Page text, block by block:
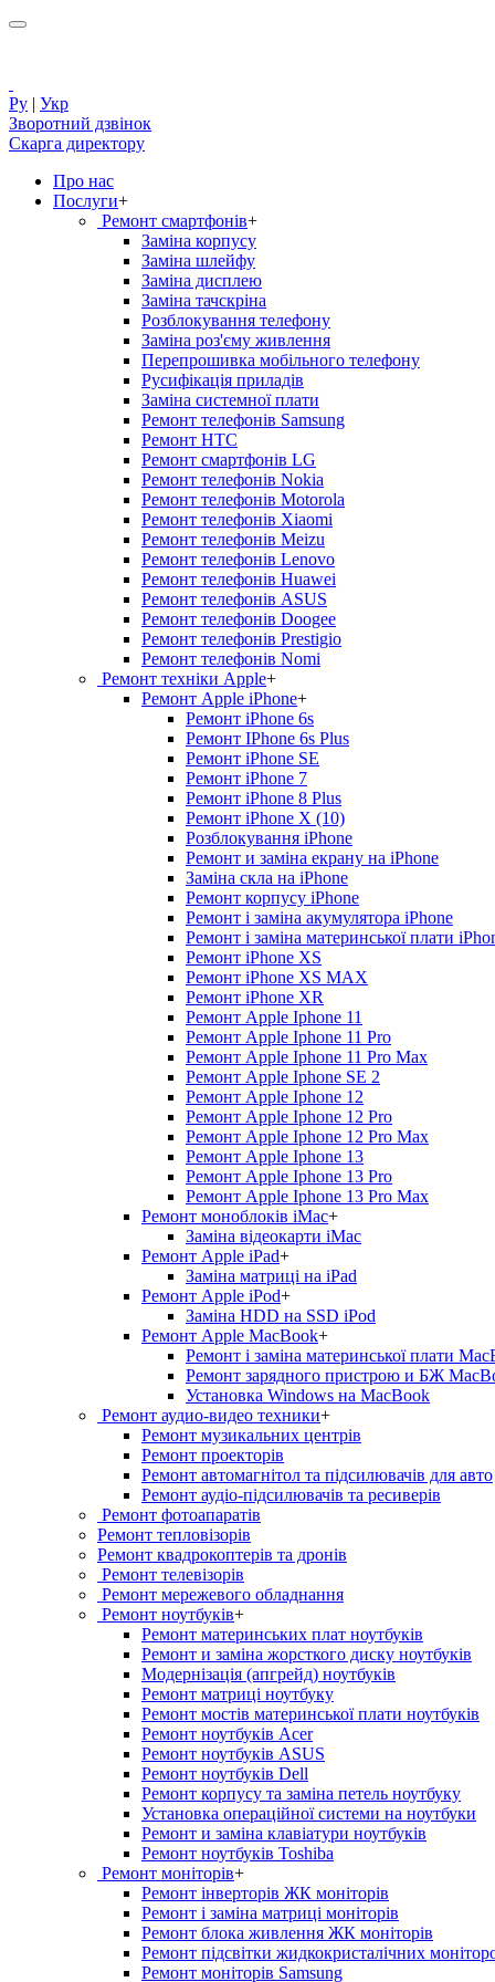
Ру | Укр
Зворотний дзвінок
Скарга директору
Про нас
Послуги+
Ремонт смартфонів+
Заміна корпусу
Заміна шлейфу
Заміна дисплею
Заміна тачскріна
Розблокування телефону
Заміна роз'єму живлення
Перепрошивка мобільного телефону
Русифікація приладів
Заміна системної плати
Ремонт телефонів Samsung
Ремонт HTC
Ремонт смартфонів LG
Ремонт телефонів Nokia
Ремонт телефонів Motorola
Ремонт телефонів Xiaomi
Ремонт телефонів Meizu
Ремонт телефонів Lenovo
Ремонт телефонів Huawei
Ремонт телефонів ASUS
Ремонт телефонів Doogee
Ремонт телефонів Prestigio
Ремонт телефонів Nomi
Ремонт техніки Apple+
Ремонт Apple iPhone+
Ремонт iPhone 6s
Ремонт IPhone 6s Plus
Ремонт iPhone SE
Ремонт iPhone 7
Ремонт iPhone 8 Plus
Ремонт iPhone X (10)
Розблокування iPhone
Ремонт и заміна екрану на iPhone
Заміна скла на iPhone
Ремонт корпусу iPhone
Ремонт і заміна акумулятора iPhone
Ремонт і заміна материнської плати
Ремонт iPhone XS
Ремонт iPhone XS MAX
Ремонт iPhone XR
Ремонт Apple Iphone 11
Ремонт Apple Iphone 11 Pro
Ремонт Apple Iphone 11 Pro Max
Ремонт Apple Iphone SE 2
Ремонт Apple Iphone 12
Ремонт Apple Iphone 12 Pro
Ремонт Apple Iphone 12 Pro Max
Ремонт Apple Iphone 13
Ремонт Apple Iphone 13 Pro
Ремонт Apple Iphone 13 Pro Max
Ремонт моноблоків iMac+
Заміна відеокарти iMac
Ремонт Apple iPad+
Заміна матриці на iPad
Ремонт Apple iPod+
Заміна HDD на SSD iPod
Ремонт Apple MacBook+
Ремонт і заміна материнської плати
Ремонт зарядного пристрою и БЖ
Установка Windows на MacBook
Ремонт аудио-видео техники+
Ремонт музикальних центрів
Ремонт проекторів
Ремонт автомагнітол та підсилювачів для авто
Ремонт аудіо-підсилювачів та ресиверів
Ремонт фотоапаратів
Ремонт тепловізорів
Ремонт квадрокоптерів та дронів
Ремонт телевізорів
Ремонт мережевого обладнання
Ремонт ноутбуків+
Ремонт материнських плат ноутбуків
Ремонт и заміна жорсткого диску ноутбуків
Модернізація (апгрейд) ноутбуків
Ремонт матриці ноутбуку
Ремонт мостів материнської плати ноутбуків
Ремонт ноутбуків Acer
Ремонт ноутбуків ASUS
Ремонт ноутбуків Dell
Ремонт корпусу та заміна петель ноутбуку
Установка операційної системи на ноутбуки
Ремонт и заміна клавіатури ноутбуків
Ремонт ноутбуків Toshiba
Ремонт моніторів+
Ремонт інверторів ЖК моніторів
Ремонт і заміна матриці моніторів
Ремонт блока живлення ЖК моніторів
Ремонт підсвітки жидкокристалічних
Ремонт моніторів Samsung